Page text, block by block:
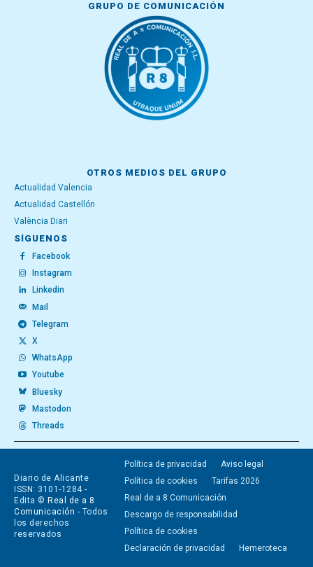
GRUPO DE COMUNICACIÓN
OTROS MEDIOS DEL GRUPO
Actualidad Valencia
Actualidad Castellón
València Diari
SÍGUENOS
Facebook
Instagram
Linkedin
Mail
Telegram
X
WhatsApp
Youtube
Bluesky
Mastodon
Threads
Diario de Alicante
ISSN: 3101-1284 -
Edita © Real de a 8
Comunicación - Todos
los derechos
reservados
Política de privacidad
Aviso legal
Política de cookies
Tarifas 2026
Real de a 8 Comunicación
Descargo de responsabilidad
Política de cookies
Declaración de privacidad
Hemeroteca